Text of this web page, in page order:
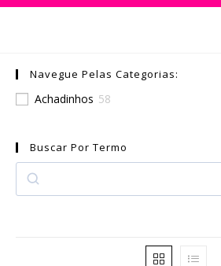
Navegue Pelas Categorias:
Achadinhos 58
Buscar Por Termo